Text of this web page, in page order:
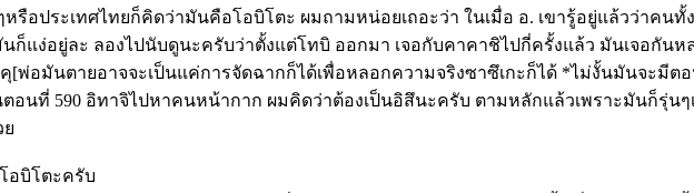
หรือประเทศไทยก็คิดว่ามันคือโอบิโตะ ผมถามหน่อยเถอะว่า ในเมื่อ อ. เขารู้อยู่แล้วว่าคนทั้
ก็แง่อยู่ละ ลองไปนับดูนะครับว่าตั้งแต่โทบิ ออกมา เจอกับคาคาชิไปกี่ครั้งแล้ว มันเจอกันห
พ่อมันตายอาจจะเป็นแค่การจัดฉากก็ได้เพื่อหลอกความจริงซาซึเกะก็ได้ *ไม่งั้นมันจะมีต
อนที่ 590 อิทาจิไปหาคนหน้ากาก ผมคิดว่าต้องเป็นอิสึนะครับ ตามหลักแล้วเพราะมันก็รุ่นๆ
อบิโตะครับ